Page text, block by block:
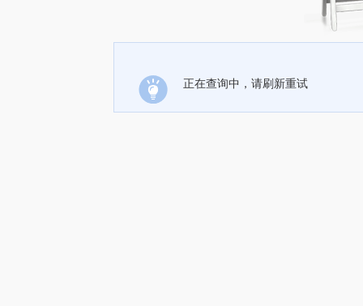
正在查询中，请刷新重试